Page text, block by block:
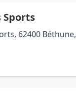
Sports
62400 Béthune,